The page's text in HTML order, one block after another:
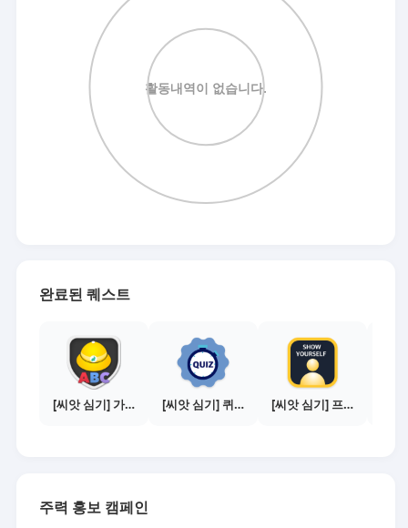
완료된 퀘스트
[씨앗 심기] 가이드보기 - 매체별 활동 가이드 [씨앗 심기] 퀴즈 참여하기 [씨앗 심기] 프로필 사진 등록하기
주력 홍보 캠페인